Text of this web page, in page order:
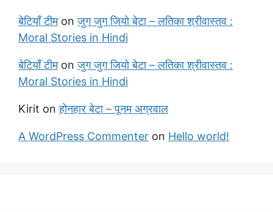
बेटियाँ टीमonजुग जुग जियो बेटा – लतिका श्रीवास्तव :
Moral Stories in Hindi
बेटियाँ टीमonजुग जुग जियो बेटा – लतिका श्रीवास्तव :
Moral Stories in Hindi
Kirit onहोनहार बेटा – पूनम अग्रवाल
A WordPress Commenter on Hello world!